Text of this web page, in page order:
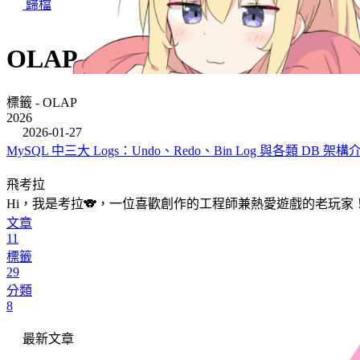
歸檔
OLAP
標籤 - OLAP
2026
2026-01-27
MySQL 中三大 Logs：Undo、Redo、Bin Log 與各類 DB 架構
飛考拉
Hi，我是考拉🐨，一位喜歡創作的工程師兼熱愛遊戲的老玩家
文章
11
標籤
29
分類
8
最新文章